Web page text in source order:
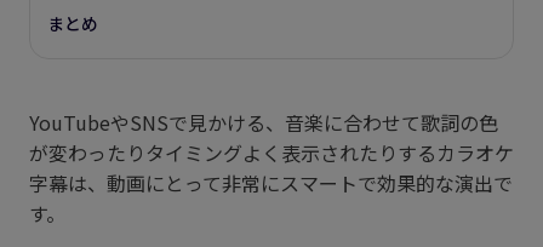
まとめ
YouTubeやSNSで見かける、音楽に合わせて歌詞の色
が変わったりタイミングよく表示されたりするカラオケ
字幕は、動画にとって非常にスマートで効果的な演出で
す。